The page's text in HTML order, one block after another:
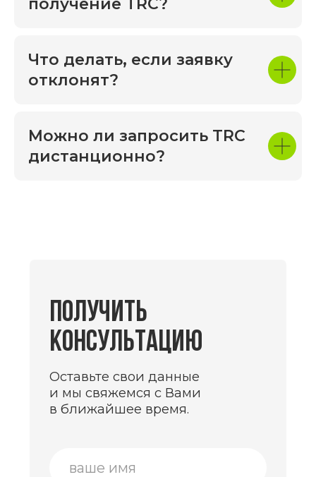
получение TRC?
Что делать, если заявку
отклонят?
Можно ли запросить TRC
дистанционно?